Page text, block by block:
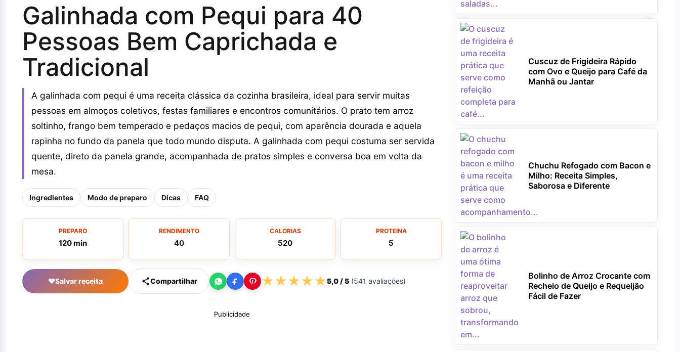
Galinhada com Pequi para 40
Pessoas Bem Caprichada e
Tradicional
A galinhada com pequi é uma receita clássica da cozinha brasileira, ideal para servir muitas
pessoas em almoços coletivos, festas familiares e encontros comunitários. O prato tem arroz
soltinho, frango bem temperado e pedaços macios de pequi, com aparência dourada e aquela
rapinha no fundo da panela que todo mundo disputa. A galinhada com pequi costuma ser servida
quente, direto da panela grande, acompanhada de pratos simples e conversa boa em volta da
mesa.
Ingredientes Modo de preparo Dicas FAQ
PREPARO
120 min
RENDIMENTO
40
CALORIAS
520
PROTEINA
5
♥Salvar receita Compartilhar ★★★★★5,0/ 5 (541 avaliações)
Publicidade
Cuscuz de Frigideira Rápido
com Ovo e Queijo para Café da
Manhã ou Jantar
Chuchu Refogado com Bacon e
Milho: Receita Simples,
Saborosa e Diferente
Bolinho de Arroz Crocante com
Recheio de Queijo e Requeijão
Fácil de Fazer